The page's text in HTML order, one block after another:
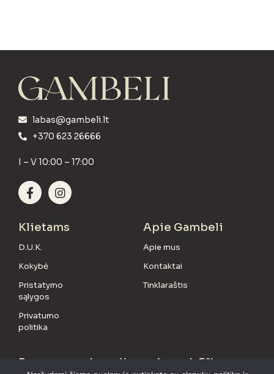
labas@gambeli.lt
+370 623 26666
I – V 10:00 – 17:00
Klietams
D.U.K.
Kokybė
Pristatymo
sąlygos
Privatumo
politika
Apie Gambeli
Apie mus
Kontaktai
Tinklaraštis
Prenumeruok naujienas ir gauk 5%